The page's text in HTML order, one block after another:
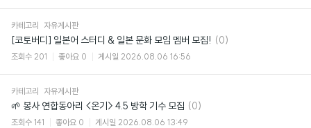
카테고리 자유게시판
[코토버디] 일본어 스터디 & 일본 문화 모임 멤버 모집! 댓
(0)
조회수 201 좋아요 0 게시일 2026.08.06 16:56
카테고리 자유게시판
🌱 봉사 연합동아리 <온기> 4.5 방학 기수 모집 댓
글
(0)
조회수 141 좋아요 0 게시일 2026.08.06 13:49